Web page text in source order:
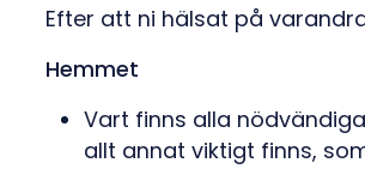
Efter att ni hälsat på
Hemmet
Vart finns alla
allt annat viktigt finns,